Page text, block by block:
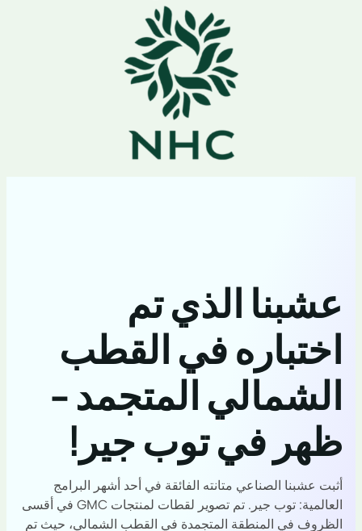
عشبنا الذي تم
اختباره في القطب
الشمالي المتجمد -
ظهر في توب جير!
أثبت عشبنا الصناعي متانته الفائقة في أحد أشهر البرامج
العالمية: توب جير. تم تصوير لقطات لمنتجات GMC في أقسى
الظروف في المنطقة المتجمدة في القطب الشمالي، حيث تم